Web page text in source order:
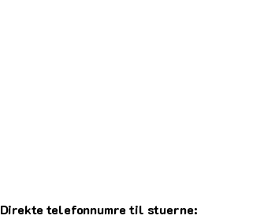
Direkte telefonnumre til stuerne: